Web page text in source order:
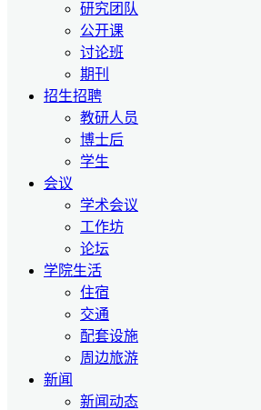
研究团队
公开课
讨论班
期刊
招生招聘
教研人员
博士后
学生
会议
学术会议
工作坊
论坛
学院生活
住宿
交通
配套设施
周边旅游
新闻
新闻动态